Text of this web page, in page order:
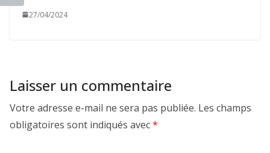
27/04/2024
Laisser un commentaire
Votre adresse e-mail ne sera pas publiée. Les champs
obligatoires sont indiqués avec*